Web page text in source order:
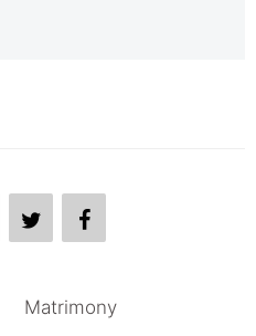
Matrimony